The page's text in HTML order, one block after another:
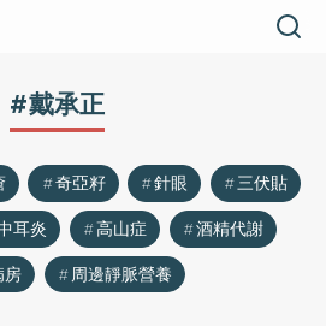
#戴承正
奇亞籽 針眼
三伏貼
耳炎 高山症
酒精代謝
房
周邊靜脈營養